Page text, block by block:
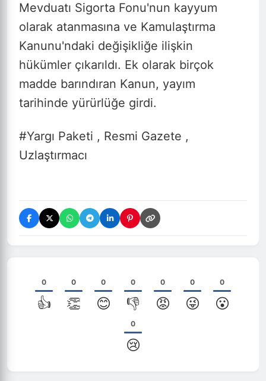
Mevduatı Sigorta Fonu'nun kayyum
olarak atanmasına ve Kamulaştırma
Kanunu'ndaki değişikliğe ilişkin
hükümler çıkarıldı. Ek olarak birçok
madde barındıran Kanun, yayım
tarihinde yürürlüğe girdi.
#Yargı Paketi , Resmi Gazete ,
Uzlaştırmacı
0
👍
0
👏
0
😊
0
👎
0
😡
0
😜
0
😮
0
😢